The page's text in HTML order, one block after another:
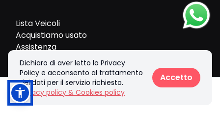
Chiama
Lista Veicoli
Acquistiamo usato
Assistenza
Contatti
Dichiaro di aver letto la Privacy
Policy e acconsento al trattamento
dei dati per il servizio richiesto.
Privacy policy & Cookies policy
Accetto